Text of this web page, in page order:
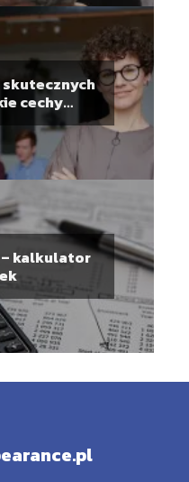
cechy
lidera?
– kalkulator